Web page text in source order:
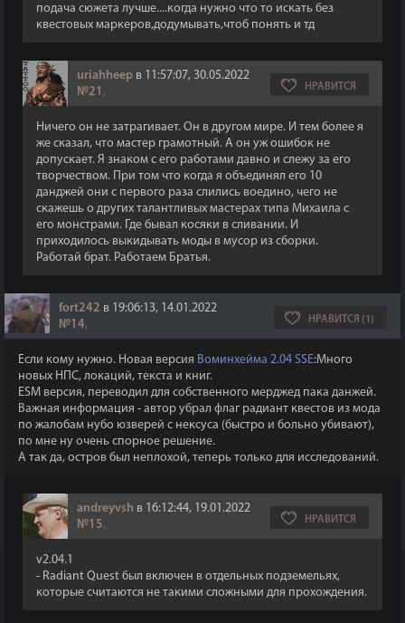
подача сюжета лучше....когда нужно что то искать без
квестовых маркеров,додумывать,чтоб понять и тд
uriahheep в 11:57:07, 30.05.2022
№21 , НРАВИТСЯ
Ничего он не затрагивает. Он в другом мире. И тем более я
же сказал, что мастер грамотный. А он уж ошибок не
допускает. Я знаком с его работами давно и слежу за его
творчеством. При том что когда я объединял его 10
данджей они с первого раза слились воедино, чего не
скажешь о других талантливых мастерах типа Михаила с
его монстрами. Где бывал косяки в сливании. И
приходилось выкидывать моды в мусор из сборки.
Работай брат. Работаем Братья.
fort242 в 19:06:13, 14.01.2022
№14, НРАВИТСЯ (1)
Если кому нужно. Новая версия Воминхейма 2.04 SSE:Много
новых НПС, локаций, текста и книг.
ESM версия, переводил для собственного мерджед пака данжей.
Важная информация - автор убрал флаг радиант квестов из мода
по жалобам нубо юзверей с нексуса (быстро и больно убивают),
по мне ну очень спорное решение.
А так да, остров был неплохой, теперь только для исследований.
andreyvsh в 16:12:44, 19.01.2022
№15, НРАВИТСЯ
v2.04.1
- Radiant Quest был включен в отдельных подземельях,
которые считаются не такими сложными для прохождения.